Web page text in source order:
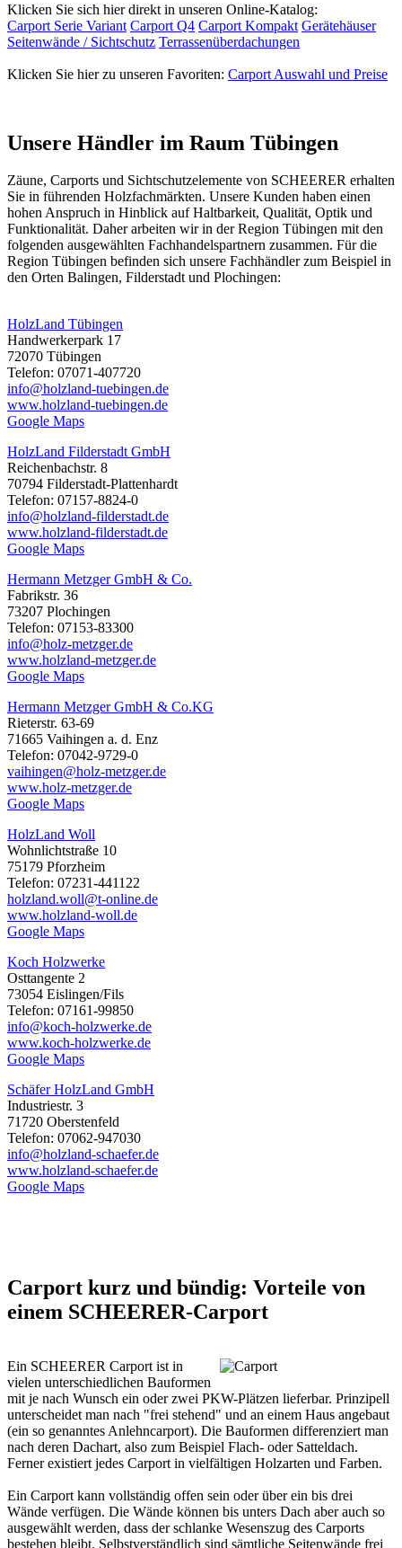
Klicken Sie sich hier direkt in unseren Online-Katalog:
Carport Serie Variant Carport Q4 Carport Kompakt Gerätehäuser
Seitenwände / Sichtschutz Terrassenüberdachungen
Klicken Sie hier zu unseren Favoriten: Carport Auswahl und Preise
Unsere Händler im Raum Tübingen
Zäune, Carports und Sichtschutzelemente von SCHEERER erhalten
Sie in führenden Holzfachmärkten. Unsere Kunden haben einen
hohen Anspruch in Hinblick auf Haltbarkeit, Qualität, Optik und
Funktionalität. Daher arbeiten wir in der Region Tübingen mit den
folgenden ausgewählten Fachhandelspartnern zusammen. Für die
Region Tübingen befinden sich unsere Fachhändler zum Beispiel in
den Orten Balingen, Filderstadt und Plochingen:
HolzLand Tübingen
Handwerkerpark 17
72070 Tübingen
Telefon: 07071-407720
info@holzland-tuebingen.de
www.holzland-tuebingen.de
Google Maps
HolzLand Filderstadt GmbH
Reichenbachstr. 8
70794 Filderstadt-Plattenhardt
Telefon: 07157-8824-0
info@holzland-filderstadt.de
www.holzland-filderstadt.de
Google Maps
Hermann Metzger GmbH & Co.
Fabrikstr. 36
73207 Plochingen
Telefon: 07153-83300
info@holz-metzger.de
www.holzland-metzger.de
Google Maps
Hermann Metzger GmbH & Co.KG
Rieterstr. 63-69
71665 Vaihingen a. d. Enz
Telefon: 07042-9729-0
vaihingen@holz-metzger.de
www.holz-metzger.de
Google Maps
HolzLand Woll
Wohnlichtstraße 10
75179 Pforzheim
Telefon: 07231-441122
holzland.woll@t-online.de
www.holzland-woll.de
Google Maps
Koch Holzwerke
Osttangente 2
73054 Eislingen/Fils
Telefon: 07161-99850
info@koch-holzwerke.de
www.koch-holzwerke.de
Google Maps
Schäfer HolzLand GmbH
Industriestr. 3
71720 Oberstenfeld
Telefon: 07062-947030
info@holzland-schaefer.de
www.holzland-schaefer.de
Google Maps
Carport kurz und bündig: Vorteile von
einem SCHEERER-Carport
Ein SCHEERER Carport ist in
vielen unterschiedlichen Bauformen
mit je nach Wunsch ein oder zwei PKW-Plätzen lieferbar. Prinzipell
unterscheidet man nach "frei stehend" und an einem Haus angebaut
(ein so genanntes Anlehncarport). Die Bauformen differenziert man
nach deren Dachart, also zum Beispiel Flach- oder Satteldach.
Ferner existiert jedes Carport in vielfältigen Holzarten und Farben.
Ein Carport kann vollständig offen sein oder über ein bis drei
Wände verfügen. Die Wände können bis unters Dach aber auch so
ausgewählt werden, dass der schlanke Wesenszug des Carports
bestehen bleibt. Selbstverständlich sind sämtliche Seitenwände frei